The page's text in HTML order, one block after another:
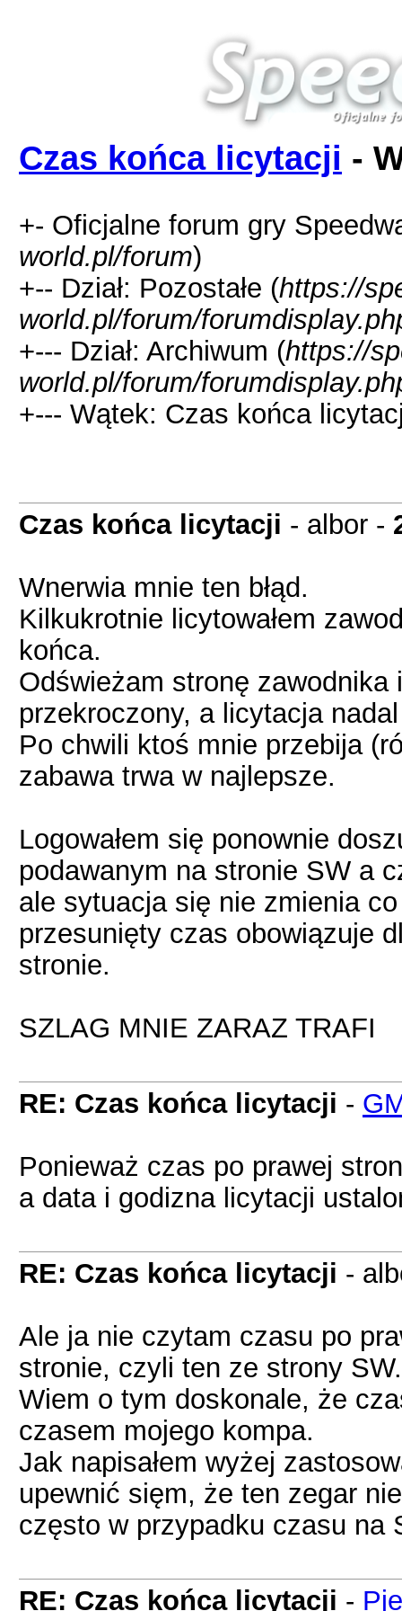
Czas końca licytacji -
+- Oficjalne forum gry
world.pl/forum)
+-- Dział: Pozostałe (https://
world.pl/forum/
+--- Dział: Archiwum (https://
world.pl/forum/
+--- Wątek: Czas końca
Czas końca licytacji - albor -
Wnerwia mnie ten błąd.
Kilkukrotnie licytowałem
końca.
Odświeżam stronę zawodnika
przekroczony, a licytacja
Po chwili ktoś mnie przebija
zabawa trwa w najlepsze.
Logowałem się ponownie
podawanym na stronie SW a
ale sytuacja się nie zmienia
przesunięty czas obowiązuje
stronie.
SZLAG MNIE ZARAZ TRAFI
RE: Czas końca licytacji -
Ponieważ czas po prawej
a data i godizna licytacji
RE: Czas końca licytacji -
Ale ja nie czytam czasu po
stronie, czyli ten ze strony SW.
Wiem o tym doskonale, że
czasem mojego kompa.
Jak napisałem wyżej
upewnić sięm, że ten zegar
często w przypadku czasu na
RE: Czas końca licytacji -